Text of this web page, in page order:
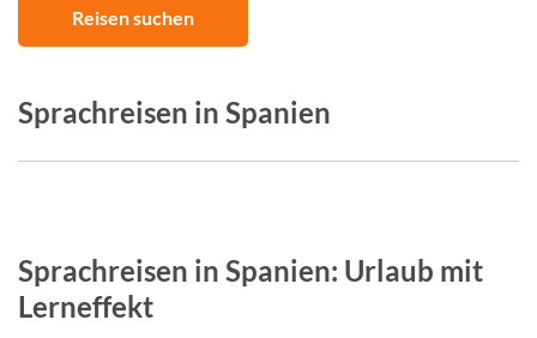
Sprachreisen in Spanien
Reisen suchen
Sprachreisen in Spanien: Urlaub mit
Lerneffekt